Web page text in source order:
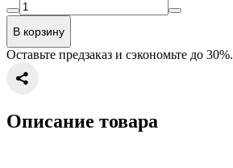
В корзину
Оставьте предзаказ и сэкономьте до 30%.
Описание товара